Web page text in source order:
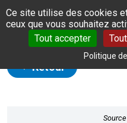
Panneau de gestion des
Ce site utilise des cookies
ceux que vous souhaitez
Tout accepter
Politique
Retour